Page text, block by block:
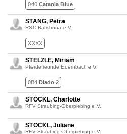
040 Catania Blue
STANG, Petra
RSC Ratisbona e.V.
XXXX
STELZLE, Miriam
Pferdefreunde Euernbach e.V.
084 Diado 2
STÖCKL, Charlotte
RFV Straubing-Oberpiebing e.V.
STÖCKL, Juliane
RFV Straubing-Oberpiebing e.V.